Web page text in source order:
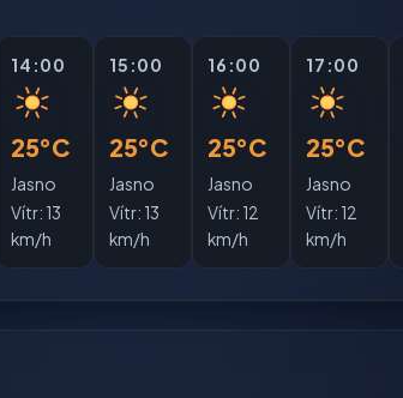
14:00
25°C
Jasno
Vítr: 13
km/h
15:00
25°C
Jasno
Vítr: 13
km/h
16:00
25°C
Jasno
Vítr: 12
km/h
17:00
25°C
Jasno
Vítr: 12
km/h